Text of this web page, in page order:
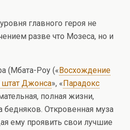
главного героя не
разве что Мозеса, но и
(Мбата-Роу («Восхождение
Джонса», «Парадокс
полная жизни,
Откровенная муза
ему проявить свои лучшие